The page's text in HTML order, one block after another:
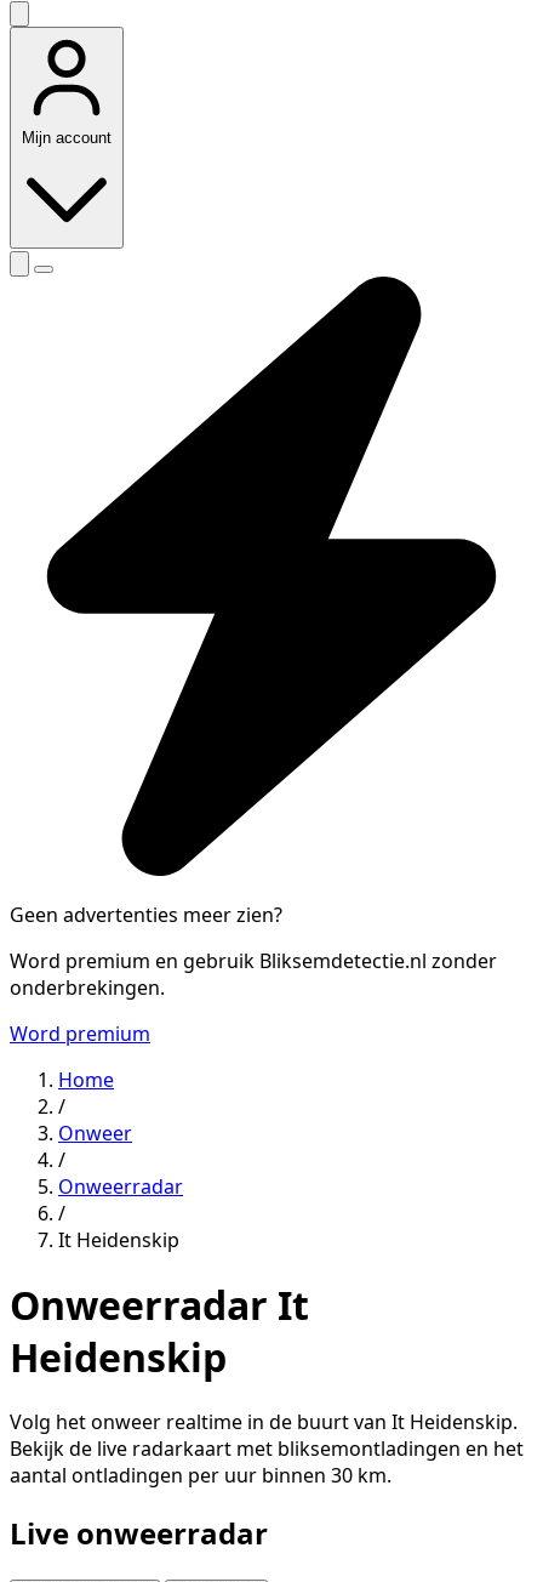
Mijn account
Geen advertenties meer zien?
Word premium en gebruik Bliksemdetectie.nl zonder
onderbrekingen.
Word premium
Home
/
Onweer
/
Onweerradar
/
It Heidenskip
Onweerradar It
Heidenskip
Volg het onweer realtime in de buurt van It Heidenskip.
Bekijk de live radarkaart met bliksemontladingen en het
aantal ontladingen per uur binnen 30 km.
Live onweerradar